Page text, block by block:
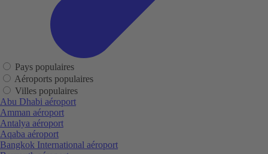
Pays populaires
Aéroports populaires
Villes populaires
Abu Dhabi aéroport
Amman aéroport
Antalya aéroport
Aqaba aéroport
Bangkok International aéroport